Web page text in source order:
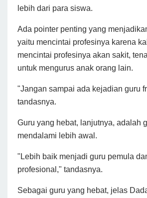
lebih dari para siswa.
Ada pointer penting yang
yaitu mencintai profesinya karena
mencintai profesinya akan sakit,
untuk mengurus anak orang lain.
"Jangan sampai ada kejadian guru
tandasnya.
Guru yang hebat, lanjutnya, adalah
mendalami lebih awal.
"Lebih baik menjadi guru pemula
profesional," tandasnya.
Sebagai guru yang hebat, jelas